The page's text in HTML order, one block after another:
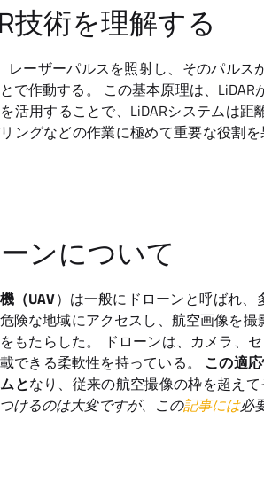
技術を理解する
レーザーパルスを照射し、そのパル
で作動する。 この基本原理は、
活用することで、LiDARシステムは
ングなどの作業に極めて重要な役割を
ンについて
（UAV）は一般にドローンと呼ばれ、
険な地域にアクセスし、航空画像を
もたらした。 ドローンは、カメラ、
できる柔軟性を持っている。 この適
となり、従来の航空撮像の枠を超えて
けるのは大変ですが、この記事には必